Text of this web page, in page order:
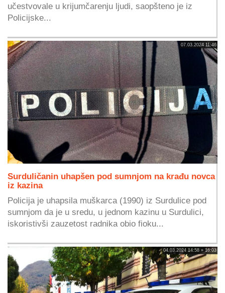
učestvovale u krijumčarenju ljudi, saopšteno je iz
Policijske...
07.03.2024 11:46
Surduličanin uhapšen pod sumnjom na krađu novca
iz kazina
Policija je uhapsila muškarca (1990) iz Surdulice pod
sumnjom da je u sredu, u jednom kazinu u Surdulici,
iskoristivši zauzetost radnika obio fioku...
04.03.2024 14:58 » 16:03